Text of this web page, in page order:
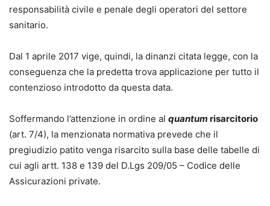
responsabilità civile e penale degli operatori del settore
sanitario.
Dal 1 aprile 2017 vige, quindi, la dinanzi citata legge, con la
conseguenza che la predetta trova applicazione per tutto il
contenzioso introdotto da questa data.
Soffermando l’attenzione in ordine al quantum risarcitorio
(art. 7/4), la menzionata normativa prevede che il
pregiudizio patito venga risarcito sulla base delle tabelle di
cui agli artt. 138 e 139 del D.Lgs 209/05 – Codice delle
Assicurazioni private.